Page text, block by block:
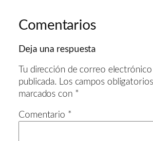
Comentarios
Deja una respuesta
Tu dirección de correo
publicada. Los campos
marcados con *
Comentario *